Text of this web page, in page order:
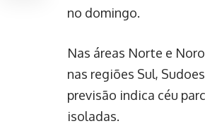
no domingo.
Nas áreas Norte e
nas regiões Sul,
previsão indica céu
isoladas.